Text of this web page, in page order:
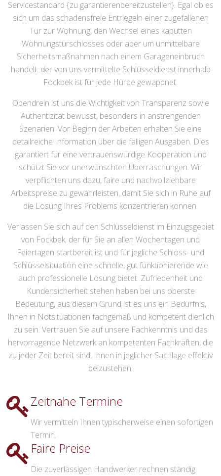
Servicestandard {zu garantierenbereitzustellen}. Egal ob es
sich um das schadensfreie Entriegeln einer zugefallenen
Tür zur Wohnung, den Wechsel eines kaputten
Wohnungstürschlosses oder aber um unmittelbare
Sicherheitsmaßnahmen nach einem Garageneinbruch
handelt: der von uns vermittelte Schlüsseldienst innerhalb
Fockbek ist für jede Hürde gewappnet.
Obendrein ist uns die Wichtigkeit von Transparenz sowie
Authentizität bewusst, besonders in anstrengenden
Szenarien. Vor Beginn der Arbeiten erhalten Sie eine
detailreiche Information über die fälligen Ausgaben. Dies
garantiert für eine vertrauenswürdige Kooperation und
schützt Sie vor unerwünschten Überraschungen. Wir
verpflichten uns dazu, faire und nachvollziehbare
Arbeitspreise zu gewährleisten, damit Sie sich in Ruhe auf
die Lösung Ihres Problems konzentrieren können.
Verlassen Sie sich auf den Schlüsseldienst im Einzugsgebiet
von Fockbek, der für Sie an allen Wochentagen und
Feiertagen startbereit ist und für jegliche Schloss- und
Schlüsselsituation eine schnelle, gut funktionierende wie
auch professionelle Lösung bietet. Zufriedenheit und
Kundensicherheit stehen haben bei uns oberste
Bedeutung, aus diesem Grund ist es uns ein Bedürfnis,
Ihnen in Notsituationen fachgemäß und kompetent dienlich
zu sein. Vertrauen Sie auf unsere Fachkenntnis und das
hervorragende Netzwerk an kompetenten Fachkräften, die
zu jeder Zeit bereit sind, Ihnen in jeglicher Sachlage effektiv
beizustehen.
Zeitnahe Termine
Wir vermitteln Ihnen typischerweise einen sofortigen
Termin.
Faire Preise
Die zuverlässigen Handwerker rechnen ständig